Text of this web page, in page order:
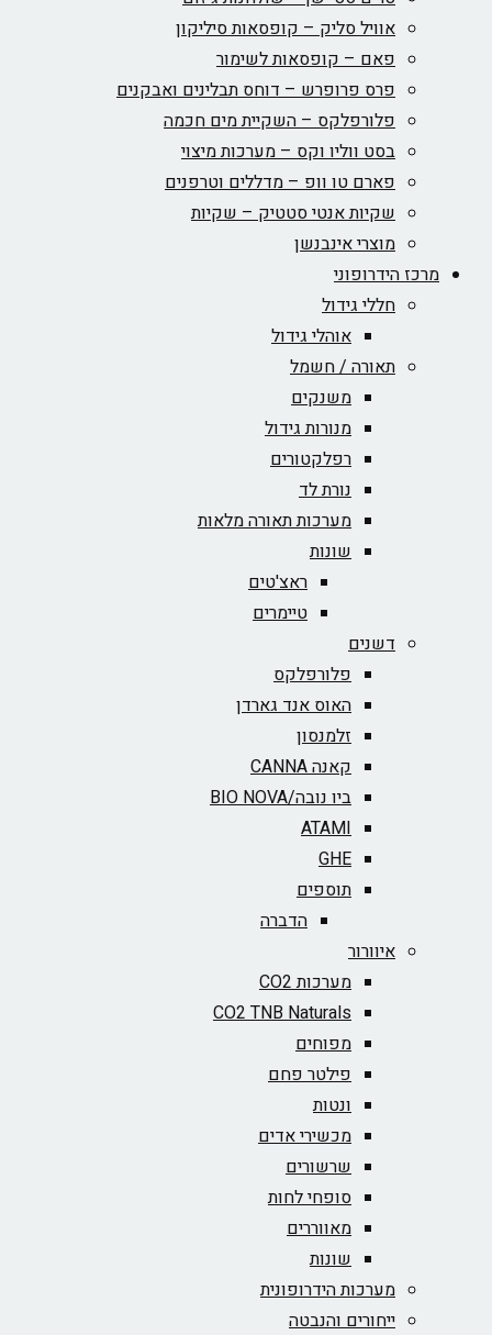
אוויל סליק – קופסאות סיליקון
פאם – קופסאות לשימור
פרס פרופרש – דוחס תבלינים ואבקנים
פלורפלקס – השקיית מים חכמה
בסט ווליו וקס – מערכות מיצוי
פארם טו וופ – מדללים וטרפנים
שקיות אנטי סטטיק – שקיות
מוצרי אינבנשן
מרכז הידרופוני
חללי גידול
אוהלי גידול
תאורה / חשמל
משנקים
מנורות גידול
רפלקטורים
נורת לד
מערכות תאורה מלאות
שונות
ראצ'טים
טיימרים
דשנים
פלורפלקס
האוס אנד גארדן
זלמנסון
קאנה CANNA
ביו נובה/BIO NOVA‏
ATAMI
GHE
תוספים
הדברה
איוורור
מערכות CO2
CO2 TNB Naturals
מפוחים
פילטר פחם
ונטות
מכשירי אדים
שרשורים
סופחי לחות
מאווררים
שונות
מערכות הידרופונית
ייחורים והנבטה